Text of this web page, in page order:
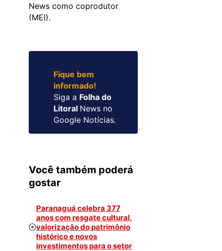
News como coprodutor
(MEI).
Fique bem
informado!
Siga a Folha do
Litoral News no
Google Notícias.
Você também poderá
gostar
Paranaguá celebra 377
anos com resgate cultural,
valorização do patrimônio
histórico e novos
investimentos para o setor